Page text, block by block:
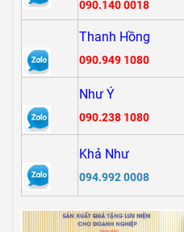
090.140 0018
Thanh Hồng
090.949 1080
Như Ý
090.238 1080
Khả Như
094.992 0008